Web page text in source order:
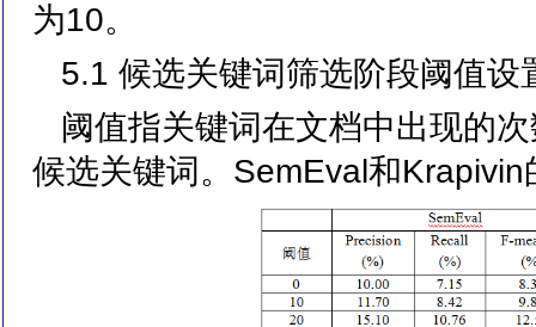
为10。
5.1 候选关键词筛选阶段阈值设
阈值指关键词在文档中出现的
候选关键词。SemEval和